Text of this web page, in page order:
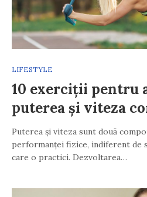
LIFESTYLE
10 exerciții pentru
puterea și viteza
Puterea și viteza sunt două
performanței fizice, indiferent de
care o practici. Dezvoltarea…